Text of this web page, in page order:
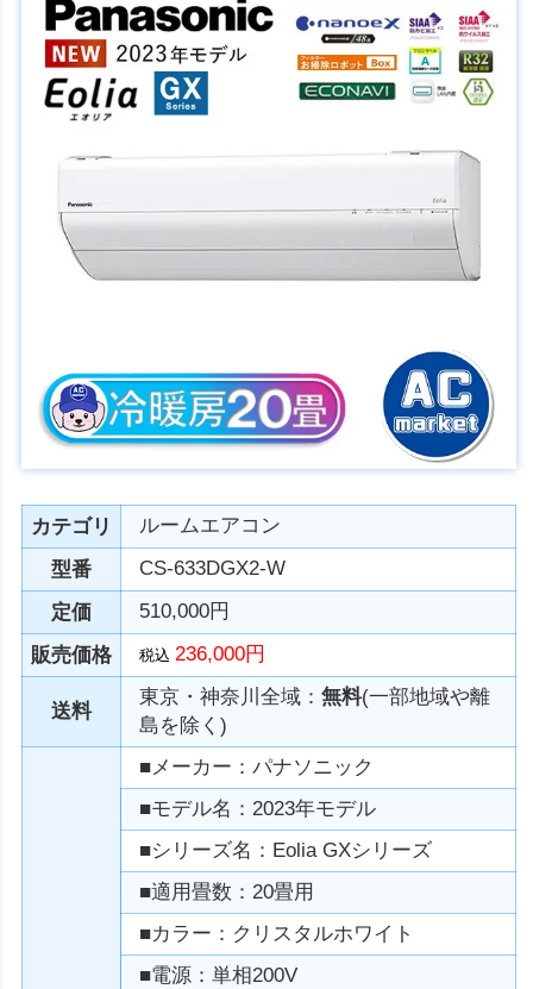
カテゴリ
ルームエアコン
型番
CS-633DGX2-W
定価
510,000円
販売価格
税込236,000円
送料
東京・神奈川全域：無料(一部地域や離
島を除く)
■メーカー：パナソニック
■モデル名：2023年モデル
■シリーズ名：Eolia GXシリーズ
■適用畳数：20畳用
■カラー：クリスタルホワイト
■電源：単相200V